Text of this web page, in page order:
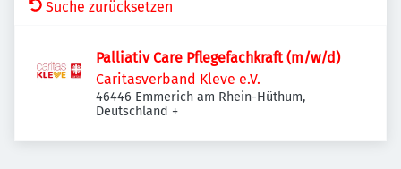
Suche zurücksetzen
Palliativ Care Pflegefachkraft (m/w/d)
Caritasverband Kleve e.V.
46446 Emmerich am Rhein-Hüthum,
Deutschland +